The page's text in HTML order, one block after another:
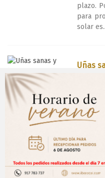
plazo.
para
solar
Uñas
línea
cuidado
Línea
Aviso
¡Regístrate para acceder a
tus pedidos
Puedes hacerlo